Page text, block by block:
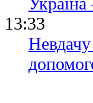
13:33
Невдачу